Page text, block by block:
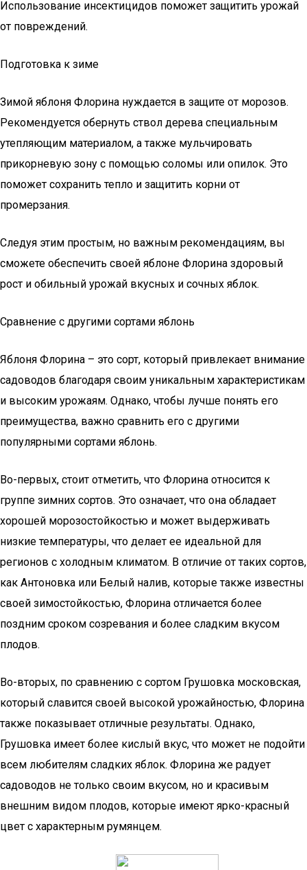
Использование инсектицидов поможет защитить урожай
от повреждений.
Подготовка к зиме
Зимой яблоня Флорина нуждается в защите от морозов.
Рекомендуется обернуть ствол дерева специальным
утепляющим материалом, а также мульчировать
прикорневую зону с помощью соломы или опилок. Это
поможет сохранить тепло и защитить корни от
промерзания.
Следуя этим простым, но важным рекомендациям, вы
сможете обеспечить своей яблоне Флорина здоровый
рост и обильный урожай вкусных и сочных яблок.
Сравнение с другими сортами яблонь
Яблоня Флорина – это сорт, который привлекает внимание
садоводов благодаря своим уникальным характеристикам
и высоким урожаям. Однако, чтобы лучше понять его
преимущества, важно сравнить его с другими
популярными сортами яблонь.
Во-первых, стоит отметить, что Флорина относится к
группе зимних сортов. Это означает, что она обладает
хорошей морозостойкостью и может выдерживать
низкие температуры, что делает ее идеальной для
регионов с холодным климатом. В отличие от таких сортов,
как Антоновка или Белый налив, которые также известны
своей зимостойкостью, Флорина отличается более
поздним сроком созревания и более сладким вкусом
плодов.
Во-вторых, по сравнению с сортом Грушовка московская,
который славится своей высокой урожайностью, Флорина
также показывает отличные результаты. Однако,
Грушовка имеет более кислый вкус, что может не подойти
всем любителям сладких яблок. Флорина же радует
садоводов не только своим вкусом, но и красивым
внешним видом плодов, которые имеют ярко-красный
цвет с характерным румянцем.